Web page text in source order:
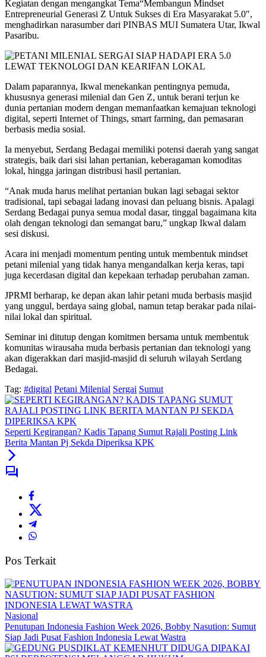
Kegiatan dengan mengangkat Tema“Membangun Mindset
Entrepreneurial Generasi Z Untuk Sukses di Era Masyarakat 5.0″,
menghadirkan narasumber dari PINBAS MUI Sumatera Utar, Ikwal
Pasaribu.
Dalam paparannya, Ikwal menekankan pentingnya pemuda,
khususnya generasi milenial dan Gen Z, untuk berani terjun ke
dunia pertanian modern dengan memanfaatkan kemajuan teknologi
digital, seperti Internet of Things, smart farming, dan pemasaran
berbasis media sosial.
Ia menyebut, Serdang Bedagai memiliki potensi daerah yang sangat
strategis, baik dari sisi lahan pertanian, keberagaman komoditas
lokal, hingga jaringan distribusi hasil pertanian.
“Anak muda harus melihat pertanian bukan lagi sebagai sektor
tradisional, tapi sebagai ladang inovasi dan peluang bisnis. Apalagi
Serdang Bedagai punya semua modal dasar, tinggal bagaimana kita
olah dengan teknologi dan semangat baru,” ungkap Ikwal dalam
sesi diskusi.
Acara ini menjadi momentum penting untuk membentuk mindset
petani milenial yang tidak hanya mengandalkan kerja keras, tapi
juga kecerdasan digital dan kepekaan terhadap perubahan zaman.
JPRMI berharap, ke depan akan lahir petani muda berbasis masjid
yang unggul, berdaya saing global, namun tetap berakar pada nilai-
nilai lokal dan spiritual.
Seminar ini ditutup dengan komitmen bersama untuk membentuk
komunitas wirausaha muda berbasis pertanian dan teknologi yang
akan digerakkan dari masjid-masjid di seluruh wilayah Serdang
Bedagai.
Tag: #digital Petani Milenial Sergai Sumut
Seperti Kegirangan? Kadis Tapang Sumut Rajali Posting Link
Berita Mantan Pj Sekda Diperiksa KPK
Pos Terkait
Nasional
Penutupan Indonesia Fashion Week 2026, Bobby Nasution: Sumut
Siap Jadi Pusat Fashion Indonesia Lewat Wastra